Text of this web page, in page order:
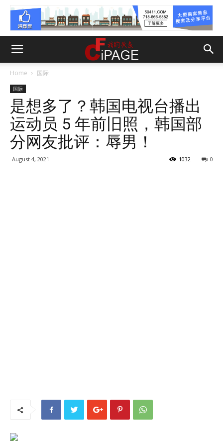
Home 国际
国际
是想多了？韩国电视台播出
运动员 5 年前旧照，韩国部
分网友批评：辱男！
August 4, 2021 0
1032